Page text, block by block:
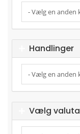
Handlinger
Vælg valuta